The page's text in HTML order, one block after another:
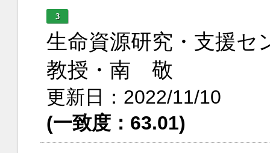
3
生命資源研究・支援
教授・南 敬
更新日：2022/11/10
(一致度：63.01)